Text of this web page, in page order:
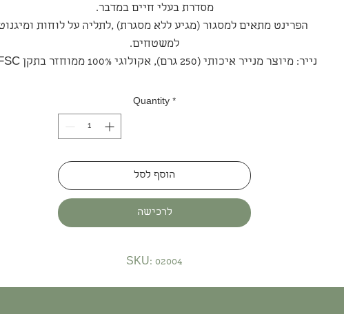
מסדרת בעלי חיים במדבר.
הפרינט מתאים למסגור (מגיע ללא מסגרת) ,לתליה על לוחות
למשטחים.
נייר: מיוצר מנייר איכותי (250 גרם), אקולוגי 100% ממוחזר בתקן FSC.
Quantity *
הוסף לסל
לרכישה
SKU: 02004